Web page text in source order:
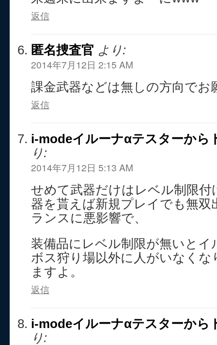
返信
匿名捜査官 より:
2014年7月12日 2:15 AM
課金武器などは無しの方向でお
返信
i-modeイルーナαテスターから
り:
2014年7月12日 5:13 AM
せめて武器だけはレベル制限付
器を貰えば新規プレイでも無双
ランスに悪影響で、
装備品にレベル制限が無いとイ
ボス狩り場以外に人がいなくな
ますよ。
返信
i-modeイルーナαテスターから
り: